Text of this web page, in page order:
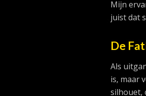
Mijn
juist dat
De
Als
is, maar
silhouet,